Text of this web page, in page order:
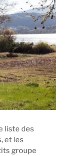
liste des
et les
groupe